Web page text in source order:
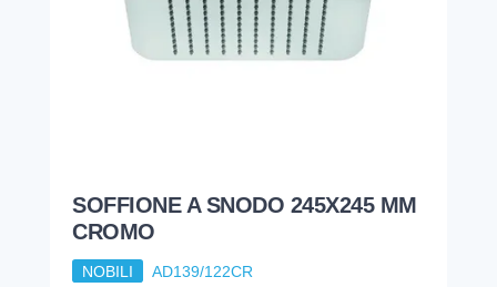
SOFFIONE A SNODO 245X245 MM
CROMO
NOBILI AD139/122CR